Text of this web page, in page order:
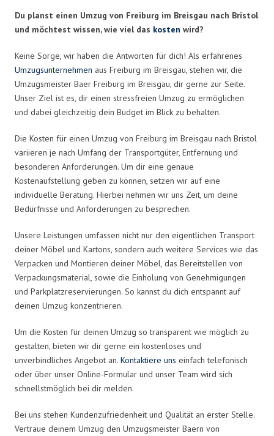
Du planst einen Umzug von Freiburg im Breisgau nach Bristol
und möchtest wissen, wie viel das kosten wird?
Keine Sorge, wir haben die Antworten für dich! Als erfahrenes
Umzugsunternehmen aus Freiburg im Breisgau, stehen wir, die
Umzugsmeister Baer Freiburg im Breisgau, dir gerne zur Seite.
Unser Ziel ist es, dir einen stressfreien Umzug zu ermöglichen
und dabei gleichzeitig dein Budget im Blick zu behalten.
Die Kosten für einen Umzug von Freiburg im Breisgau nach Bristol
variieren je nach Umfang der Transportgüter, Entfernung und
besonderen Anforderungen. Um dir eine genaue
Kostenaufstellung geben zu können, setzen wir auf eine
individuelle Beratung. Hierbei nehmen wir uns Zeit, um deine
Bedürfnisse und Anforderungen zu besprechen.
Unsere Leistungen umfassen nicht nur den eigentlichen Transport
deiner Möbel und Kartons, sondern auch weitere Services wie das
Verpacken und Montieren deiner Möbel, das Bereitstellen von
Verpackungsmaterial, sowie die Einholung von Genehmigungen
und Parkplatzreservierungen. So kannst du dich entspannt auf
deinen Umzug konzentrieren.
Um die Kosten für deinen Umzug so transparent wie möglich zu
gestalten, bieten wir dir gerne ein kostenloses und
unverbindliches Angebot an. Kontaktiere uns einfach telefonisch
oder über unser Online-Formular und unser Team wird sich
schnellstmöglich bei dir melden.
Bei uns stehen Kundenzufriedenheit und Qualität an erster Stelle.
Vertraue deinem Umzug den Umzugsmeister Baern von